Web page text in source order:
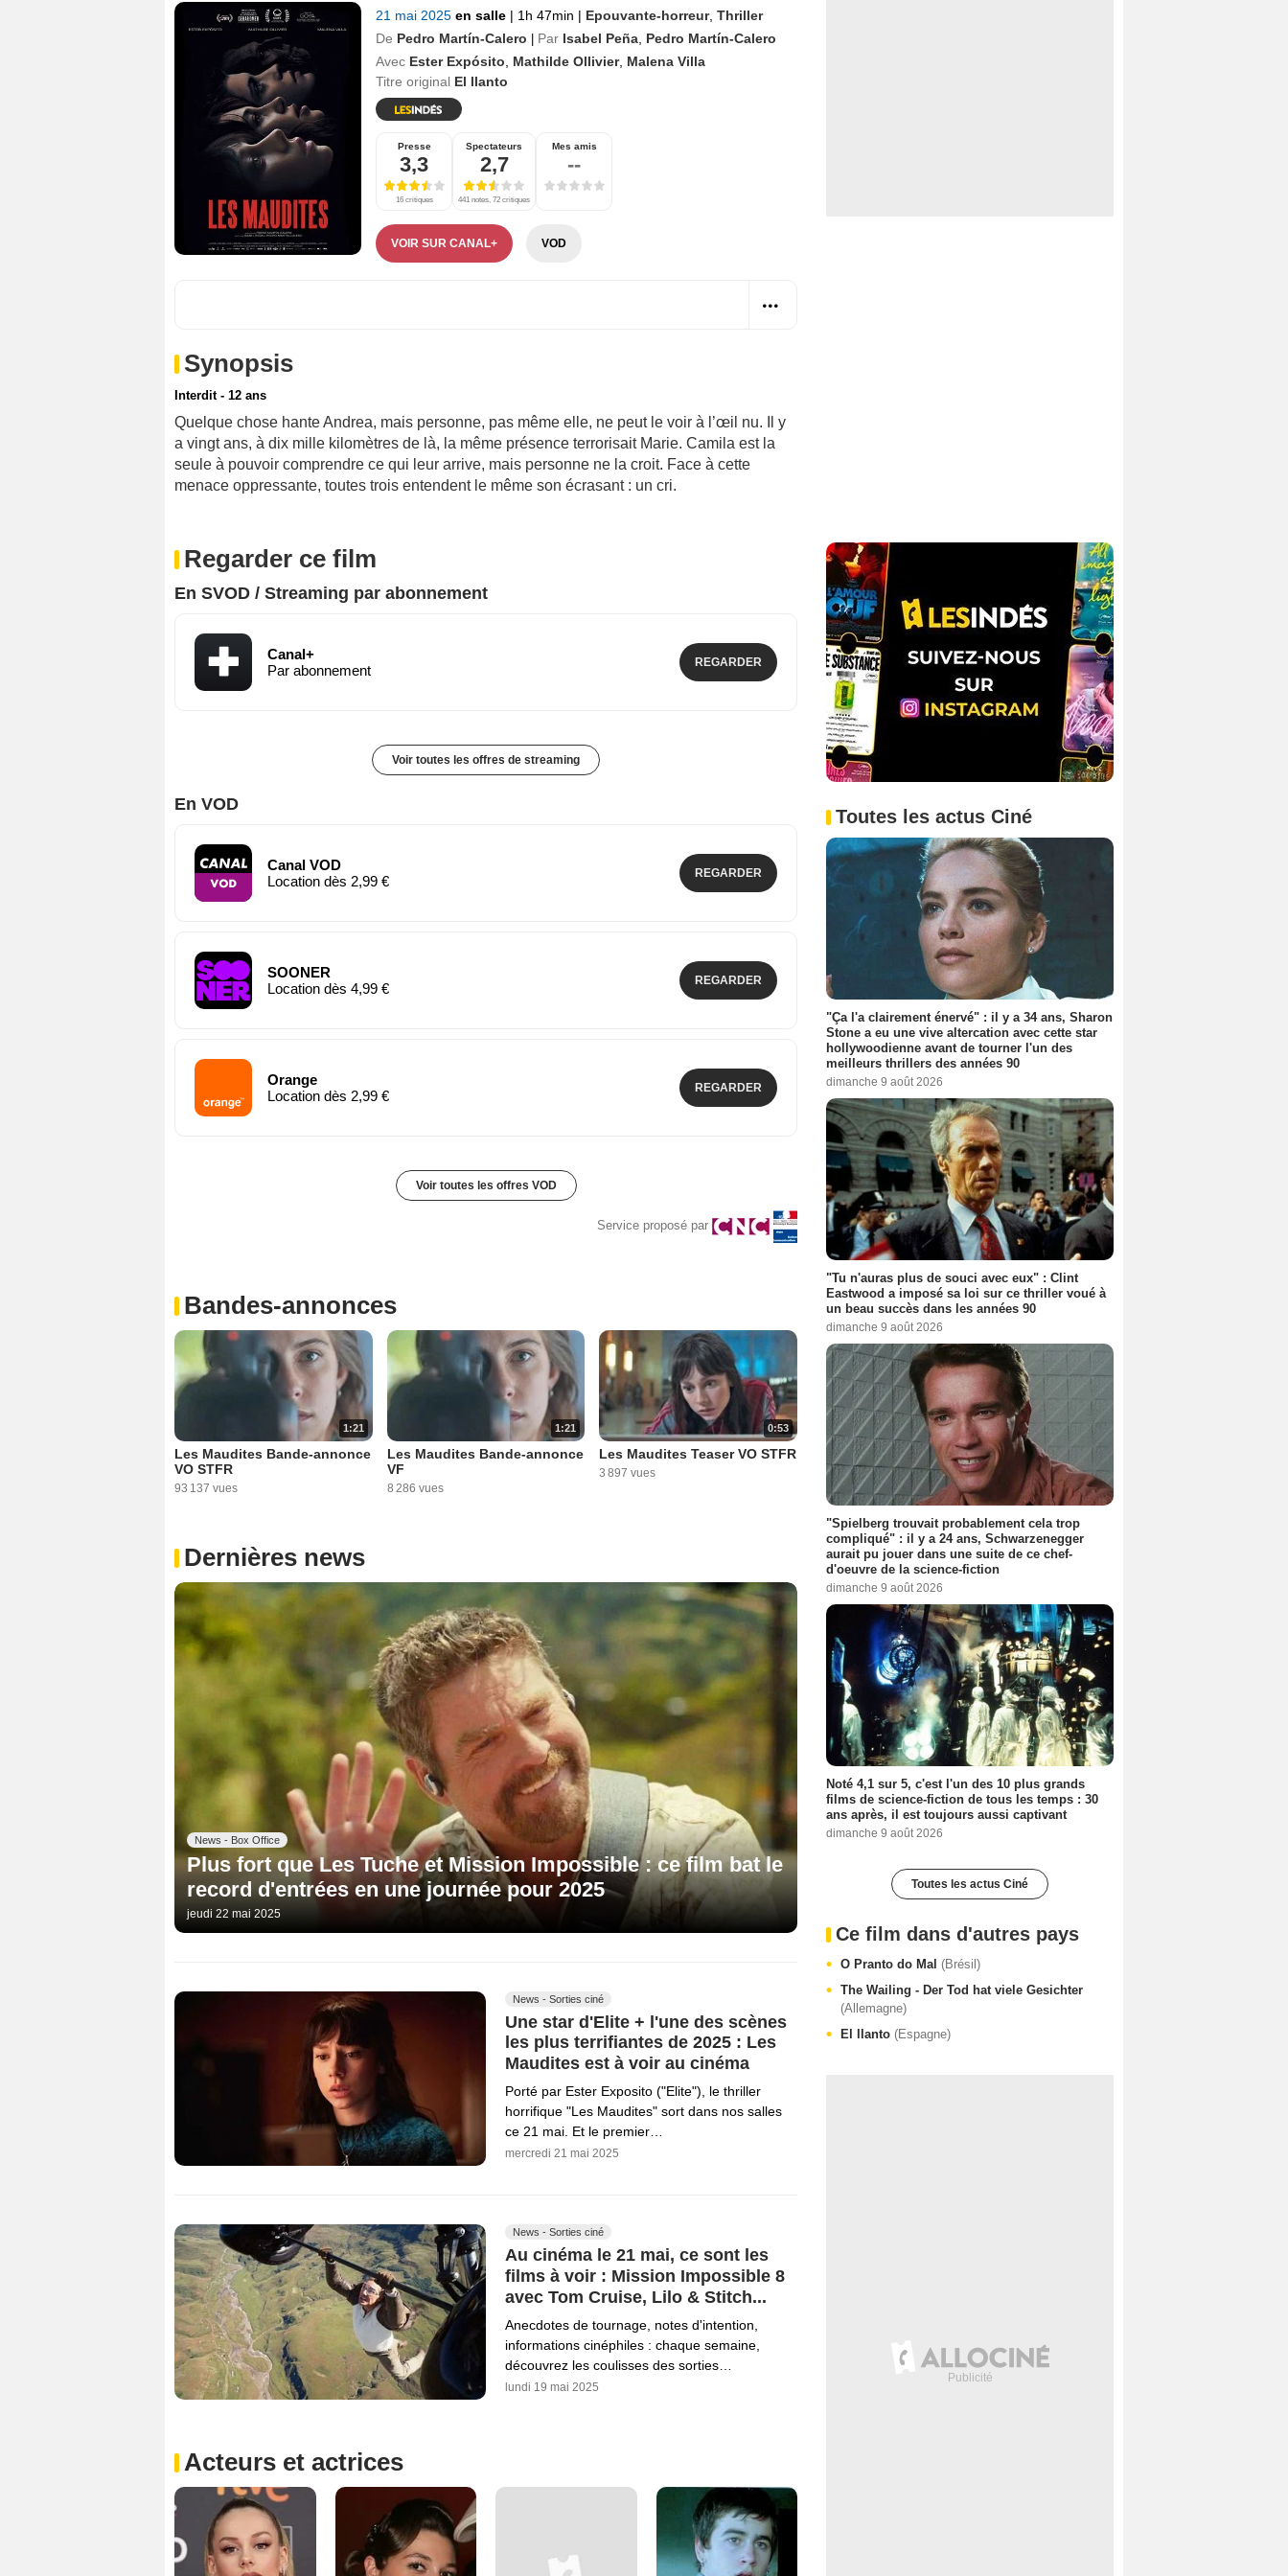
21 mai 2025 en salle | 1h 47min | Epouvante-horreur, Thriller
De Pedro Martín-Calero | Par Isabel Peña Pedro Martín-Calero
Avec Ester Expósito Mathilde Ollivier, Malena Villa
Titre original El llanto
Presse
3,3
16 critiques
Spectateurs
2,7
441 notes, 72 critiques
Mes amis
--
VOIR SUR CANAL+ VOD
Synopsis
Interdit - 12 ans
Quelque chose hante Andrea, mais personne, pas même elle, ne peut le voir à l’œil nu. Il y
a vingt ans, à dix mille kilomètres de là, la même présence terrorisait Marie. Camila est la
seule à pouvoir comprendre ce qui leur arrive, mais personne ne la croit. Face à cette
menace oppressante, toutes trois entendent le même son écrasant : un cri.
Regarder ce film
En SVOD / Streaming par abonnement
Canal+
Par abonnement
REGARDER
Voir toutes les offres de streaming
En VOD
Canal VOD
Location dès 2,99 €
REGARDER
SOONER
Location dès 4,99 €
REGARDER
Orange
Location dès 2,99 €
REGARDER
Voir toutes les offres VOD
Service proposé par
Bandes-annonces
1:21
Les Maudites Bande-annonce
VO STFR
93 137 vues
1:21
Les Maudites Bande-annonce
VF
8 286 vues
0:53
Les Maudites Teaser VO STFR
3 897 vues
Dernières news
News - Box Office
Plus fort que Les Tuche et Mission Impossible : ce film bat le
record d'entrées en une journée pour 2025
jeudi 22 mai 2025
News - Sorties ciné
Une star d'Elite + l'une des scènes
les plus terrifiantes de 2025 : Les
Maudites est à voir au cinéma
Porté par Ester Exposito ("Elite"), le thriller
horrifique "Les Maudites" sort dans nos salles
ce 21 mai. Et le premier…
mercredi 21 mai 2025
News - Sorties ciné
Au cinéma le 21 mai, ce sont les
films à voir : Mission Impossible 8
avec Tom Cruise, Lilo & Stitch...
Anecdotes de tournage, notes d'intention,
informations cinéphiles : chaque semaine,
découvrez les coulisses des sorties…
lundi 19 mai 2025
Acteurs et actrices
Toutes les actus Ciné
"Ça l'a clairement énervé" : il y a 34 ans, Sharon
Stone a eu une vive altercation avec cette star
hollywoodienne avant de tourner l'un des
meilleurs thrillers des années 90
dimanche 9 août 2026
"Tu n'auras plus de souci avec eux" : Clint
Eastwood a imposé sa loi sur ce thriller voué à
un beau succès dans les années 90
dimanche 9 août 2026
"Spielberg trouvait probablement cela trop
compliqué" : il y a 24 ans, Schwarzenegger
aurait pu jouer dans une suite de ce chef-
d'oeuvre de la science-fiction
dimanche 9 août 2026
Noté 4,1 sur 5, c'est l'un des 10 plus grands
films de science-fiction de tous les temps : 30
ans après, il est toujours aussi captivant
dimanche 9 août 2026
Toutes les actus Ciné
Ce film dans d'autres pays
O Pranto do Mal (Brésil)
The Wailing - Der Tod hat viele Gesichter
(Allemagne)
El llanto (Espagne)